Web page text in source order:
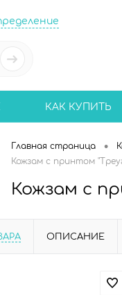
КАК КУПИТЬ
Главная страница •
Кожзам с принтом
Кожзам с
ОПИСАНИЕ